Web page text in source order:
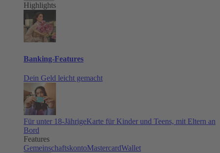
Highlights
Banking-Features
Dein Geld leicht gemacht
Für unter 18-JährigeKarte für Kinder und Teens, mit Eltern an
Bord
Features
GemeinschaftskontoMastercardWallet